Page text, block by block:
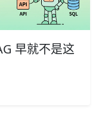
早就不是这